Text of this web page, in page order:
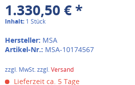
1.330,50 € *
Inhalt: 1 Stück
Hersteller: MSA
Artikel-Nr.: MSA-10174567
zzgl. MwSt. zzgl.Versand
Lieferzeit ca. 5 Tage